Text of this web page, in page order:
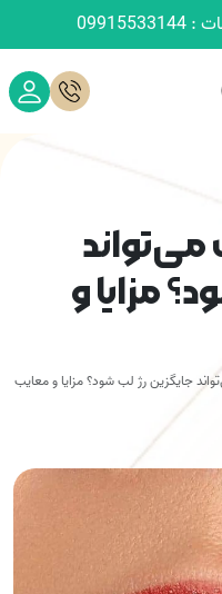
می‌تواند
مزایا و
جایگزین رژ لب شود؟ مزایا و معایب